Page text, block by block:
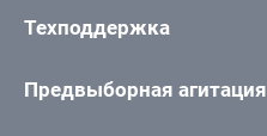
Техподдержка
Предвыборная агитация